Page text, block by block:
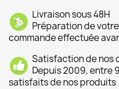
Livraison sous 48H
Préparation de
commande effectuée
Satisfaction de nos
Depuis 2009, entre
satisfaits de nos produits